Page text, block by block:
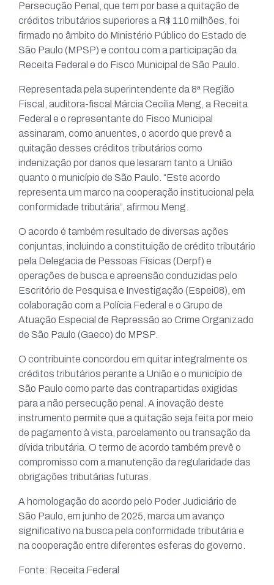
Persecução Penal, que tem por base a quitação de
créditos tributários superiores a R$ 110 milhões, foi
firmado no âmbito do Ministério Público do Estado de
São Paulo (MPSP) e contou com a participação da
Receita Federal e do Fisco Municipal de São Paulo.
Representada pela superintendente da 8ª Região
Fiscal, auditora-fiscal Márcia Cecília Meng, a Receita
Federal e o representante do Fisco Municipal
assinaram, como anuentes, o acordo que prevê a
quitação desses créditos tributários como
indenização por danos que lesaram tanto a União
quanto o município de São Paulo. “Este acordo
representa um marco na cooperação institucional pela
conformidade tributária”, afirmou Meng.
O acordo é também resultado de diversas ações
conjuntas, incluindo a constituição de crédito tributário
pela Delegacia de Pessoas Físicas (Derpf) e
operações de busca e apreensão conduzidas pelo
Escritório de Pesquisa e Investigação (Espei08), em
colaboração com a Polícia Federal e o Grupo de
Atuação Especial de Repressão ao Crime Organizado
de São Paulo (Gaeco) do MPSP.
O contribuinte concordou em quitar integralmente os
créditos tributários perante a União e o município de
São Paulo como parte das contrapartidas exigidas
para a não persecução penal. A inovação deste
instrumento permite que a quitação seja feita por meio
de pagamento à vista, parcelamento ou transação da
dívida tributária. O termo de acordo também prevê o
compromisso com a manutenção da regularidade das
obrigações tributárias futuras.
A homologação do acordo pelo Poder Judiciário de
São Paulo, em junho de 2025, marca um avanço
significativo na busca pela conformidade tributária e
na cooperação entre diferentes esferas do governo.
Fonte: Receita Federal